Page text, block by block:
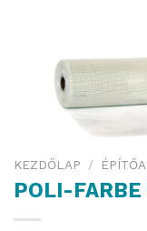
KEZDŐLAP /
POLI-FARBE